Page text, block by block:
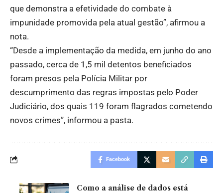
que demonstra a efetividade do combate à
impunidade promovida pela atual gestão”, afirmou a
nota.
“Desde a implementação da medida, em junho do ano
passado, cerca de 1,5 mil detentos beneficiados
foram presos pela Polícia Militar por
descumprimento das regras impostas pelo Poder
Judiciário, dos quais 119 foram flagrados cometendo
novos crimes”, informou a pasta.
Facebook
Como a análise de dados está